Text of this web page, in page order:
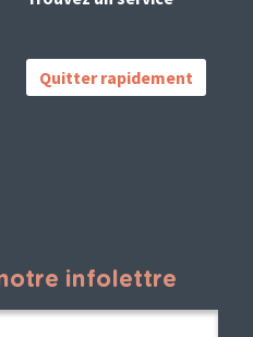
Quitter rapidement
infolettre